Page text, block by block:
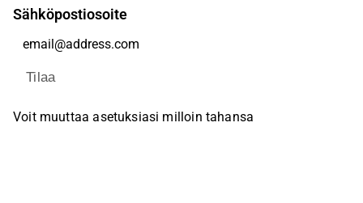
Sähköpostiosoite
Tilaa
Voit muuttaa asetuksiasi milloin tahansa